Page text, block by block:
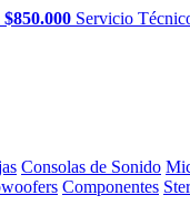
$850.000 Servicio
Consolas de Sonido
Componentes